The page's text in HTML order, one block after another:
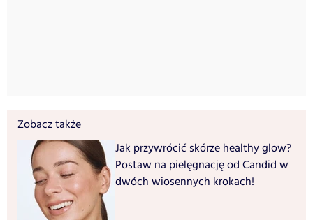
Zobacz także
Jak przywrócić skórze healthy glow?
Postaw na pielęgnację od Candid w
dwóch wiosennych krokach!